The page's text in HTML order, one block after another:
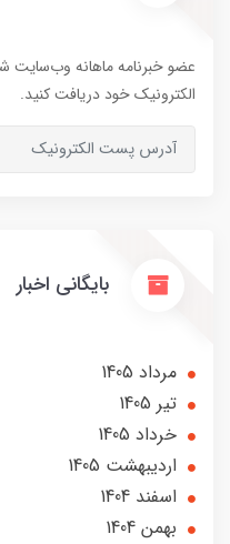
عضو خبرنامه ماهانه وب‌سایت
الکترونیک خود دریافت کنید.
بایگانی اخبار
مرداد 1405
تير 1405
خرداد 1405
ارديبهشت 1405
اسفند 1404
بهمن 1404